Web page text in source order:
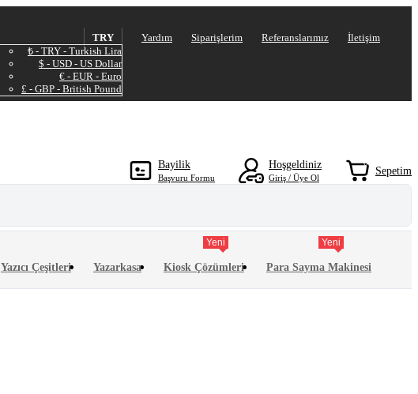
TRY
₺ - TRY - Turkish Lira
$ - USD - US Dollar
€ - EUR - Euro
£ - GBP - British Pound
Yardım Siparişlerim Referanslarımız İletişim
Bayilik
Başvuru Formu
Hoşgeldiniz
Giriş / Üye Ol
0
Sepetim
Yazıcı Çeşitleri Yazarkasa
Yeni
Kiosk Çözümleri
Yeni
Para Sayma Makinesi